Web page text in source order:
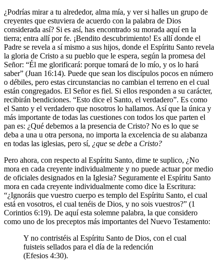
¿Podrías mirar a tu alrededor, alma mía, y ver si halles un grupo de
creyentes que estuviera de acuerdo con la palabra de Dios
considerada así? Si es así, has encontrado su morada aquí en la
tierra; entra allí por fe. ¡Bendito descubrimiento! Es allí donde el
Padre se revela a sí mismo a sus hijos, donde el Espíritu Santo revela
la gloria de Cristo a su pueblo que le espera, según la promesa del
Señor: “Él me glorificará: porque tomará de lo mío, y os lo hará
saber” (Juan 16:14). Puede que sean los discípulos pocos en número
o débiles, pero estas circunstancias no cambian el terreno en el cual
están congregados. El Señor es fiel. Si ellos responden a su carácter,
recibirán bendiciones. “Esto dice el Santo, el verdadero”. Es como
el Santo y el verdadero que nosotros lo hallamos. Así que la única y
más importante de todas las cuestiones con todos los que parten el
pan es: ¿Qué debemos a la presencia de Cristo? No es lo que se
deba a una u otra persona, no importa la excelencia de su alabanza
en todas las iglesias, pero sí, ¿que se debe a Cristo?
Pero ahora, con respecto al Espíritu Santo, dime te suplico, ¿No
mora en cada creyente individualmente y no puede actuar por medio
de oficiales designados en la Iglesia? Seguramente el Espíritu Santo
mora en cada creyente individualmente como dice la Escritura:
“¿Ignoráis que vuestro cuerpo es templo del Espíritu Santo, el cual
está en vosotros, el cual tenéis de Dios, y no sois vuestros?” (1
Corintios 6:19). De aquí esta solemne palabra, la que considero
como uno de los preceptos más importantes del Nuevo Testamento:
Y no contristéis al Espíritu Santo de Dios, con el cual
fuisteis sellados para el día de la redención
(Efesios 4:30).